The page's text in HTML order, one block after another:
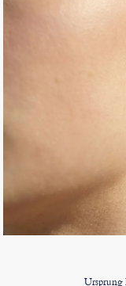
Ursprung